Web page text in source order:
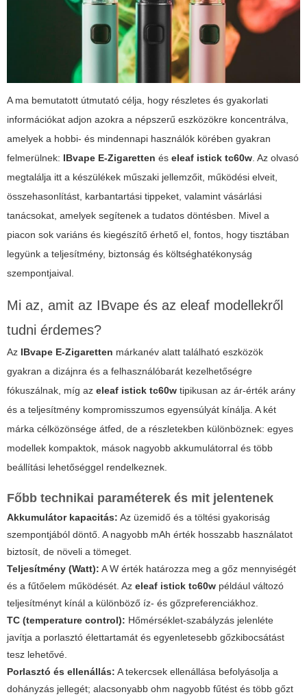
A ma bemutatott útmutató célja, hogy részletes és gyakorlati
információkat adjon azokra a népszerű eszközökre koncentrálva,
amelyek a hobbi- és mindennapi használók körében gyakran
felmerülnek: IBvape E-Zigaretten és eleaf istick tc60w . Az olvasó
megtalálja itt a készülékek műszaki jellemzőit, működési elveit,
összehasonlítást, karbantartási tippeket, valamint vásárlási
tanácsokat, amelyek segítenek a tudatos döntésben. Mivel a
piacon sok variáns és kiegészítő érhető el, fontos, hogy tisztában
legyünk a teljesítmény, biztonság és költséghatékonyság
szempontjaival.
Mi az, amit az IBvape és az eleaf modellekről
tudni érdemes?
Az IBvape E-Zigaretten márkanév alatt található eszközök
gyakran a dizájnra és a felhasználóbarát kezelhetőségre
fókuszálnak, míg az eleaf istick tc60w tipikusan az ár-érték arány
és a teljesítmény kompromisszumos egyensúlyát kínálja. A két
márka célközönsége átfed, de a részletekben különböznek: egyes
modellek kompaktok, mások nagyobb akkumulátorral és több
beállítási lehetőséggel rendelkeznek.
Főbb technikai paraméterek és mit jelentenek
Akkumulátor kapacitás: Az üzemidő és a töltési gyakoriság
szempontjából döntő. A nagyobb mAh érték hosszabb használatot
biztosít, de növeli a tömeget.
Teljesítmény (Watt): AW érték határozza meg a gőz mennyiségét
és a fűtőelem működését. Az eleaf istick tc60w például változó
teljesítményt kínál a különböző íz- és gőzpreferenciákhoz.
TC (temperature control): Hőmérséklet-szabályzás jelenléte
javítja a porlasztó élettartamát és egyenletesebb gőzkibocsátást
tesz lehetővé.
Porlasztó és ellenállás: A tekercsek ellenállása befolyásolja a
dohányzás jellegét; alacsonyabb ohm nagyobb fűtést és több gőzt